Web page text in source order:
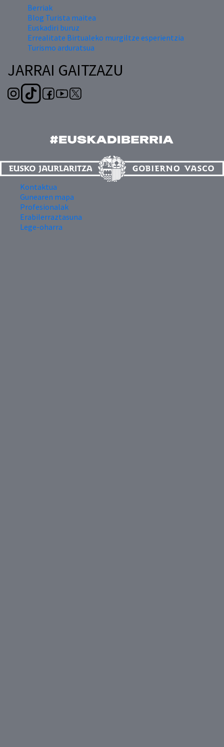
Berriak
Blog Turista maitea
Euskadiri buruz
Errealitate Birtualeko murgiltze esperientzia
Turismo arduratsua
JARRAI GAITZAZU
Kontaktua
Gunearen mapa
Profesionalak
Erabilerraztasuna
Lege-oharra